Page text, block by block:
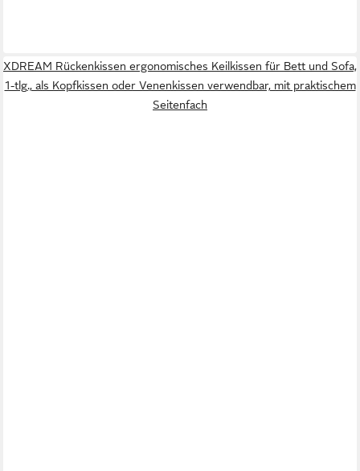
XDREAM Rückenkissen ergonomisches Keilkissen für Bett und Sofa,
1-tlg., als Kopfkissen oder Venenkissen verwendbar, mit praktischem
Seitenfach